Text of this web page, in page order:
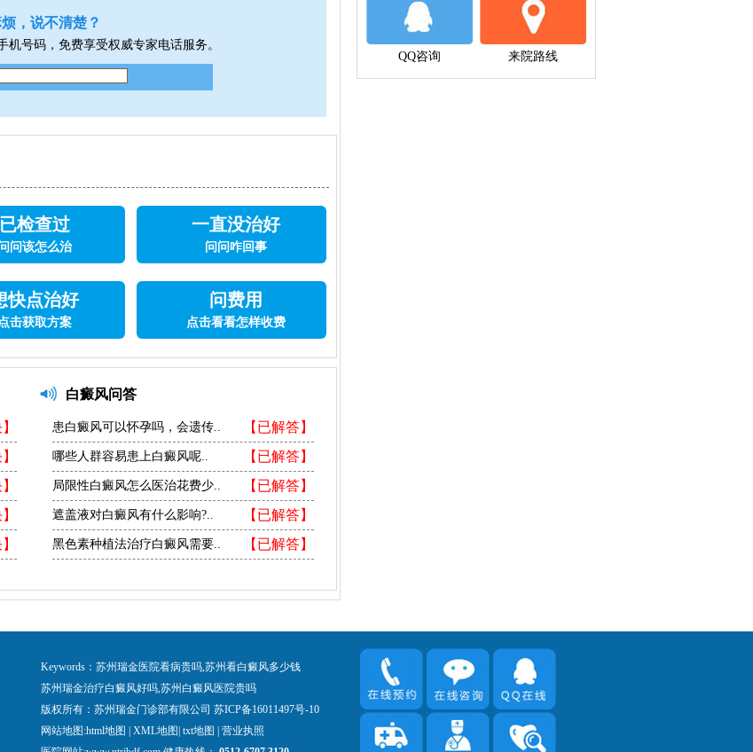
，说不清楚？
号码，免费享受权威专家电话服务。
已检查过
问问该怎么治
一直没治好
问问咋回事
快点治好
击获取方案
问费用
点击看看怎样收费
白癜风问答
【已解答】
患白癜风可以怀孕吗，会遗传..
【已解答】
哪些人群容易患上白癜风呢..
【已解答】
局限性白癜风怎么医治花费少..
【已解答】
遮盖液对白癜风有什么影响?..
【已解答】
黑色素种植法治疗白癜风需要..
QQ咨询 来院路线
Keywords：苏州瑞金医院看病贵吗,苏州看白癜风多少钱
苏州瑞金治疗白癜风好吗,苏州白癜风医院贵吗
版权所有：苏州瑞金门诊部有限公司 苏ICP备16011497号-10
网站地图:html地图 XML地图 txt地图
营业执照